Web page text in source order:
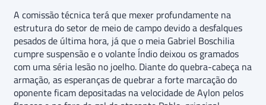
A comissão técnica terá que mexer profundamente na
estrutura do setor de meio de campo devido a desfalques
pesados de última hora, já que o meia Gabriel Boschilia
cumpre suspensão e o volante Índio deixou os gramados
com uma séria lesão no joelho. Diante do quebra-cabeça na
armação, as esperanças de quebrar a forte marcação do
oponente ficam depositadas na velocidade de Aylon pelos